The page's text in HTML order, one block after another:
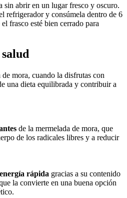
sin abrir en un lugar fresco y oscuro.
refrigerador y consúmela dentro de 6
frasco esté bien cerrado para
mora, cuando la disfrutas con
una dieta equilibrada y contribuir a
de la mermelada de mora, que
de los radicales libres y a reducir
rápida gracias a su contenido
la convierte en una buena opción